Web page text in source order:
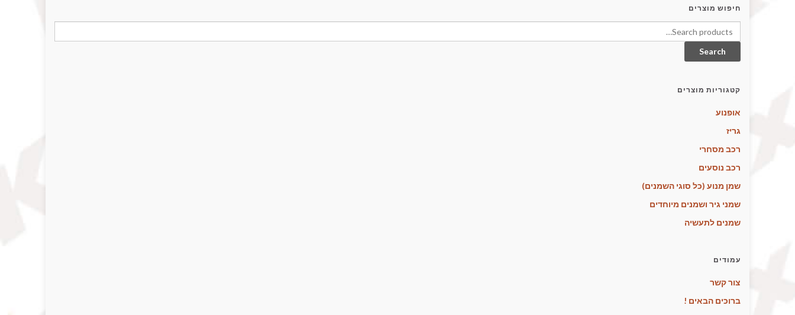
חיפוש מוצרים
Search for:
Search
קטגוריות מוצרים
אופנוע
גריז
רכב מסחרי
רכב נוסעים
שמן מנוע (כל סוגי השמנים)
שמני גיר ושמנים מיוחדים
שמנים לתעשיה
עמודים
צור קשר
ברוכים הבאים !